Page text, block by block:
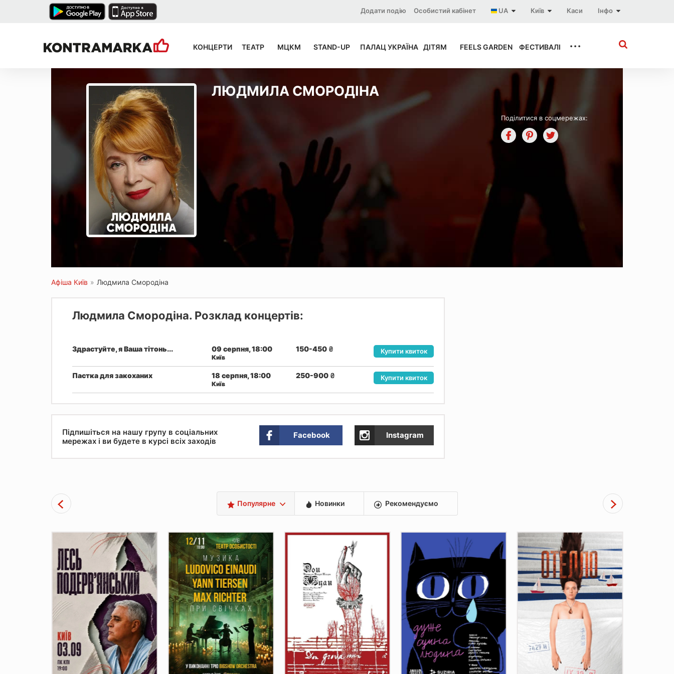
Інфо
Каси
Київ
UA
Особистий кабінет
Додати подію
КОНЦЕРТИ ТЕАТР МЦКМ STAND-UP ПАЛАЦ УКРАЇНА ДІТЯМ FEELS GARDEN ФЕСТИВАЛІ ...
ЛЮДМИЛА СМОРОДІНА
Поділитися в соцмережах:
Афіша Київ » Людмила Смородіна
Людмила Смородіна. Розклад концертів:
Здрастуйте, я Ваша тітонь... 09 серпня, 18:00
Київ
150-450 ₴ Купити квиток
Пастка для закоханих 18 серпня, 18:00
Київ
250-900 ₴ Купити квиток
Підпишіться на нашу групу в соціальних
мережах і ви будете в курсі всіх заходів
Facebook Instagram
Популярне Новинки Рекомендуємо